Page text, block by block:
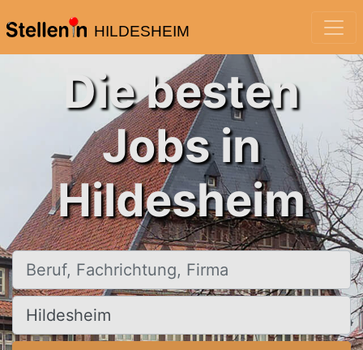
HILDESHEIM
Die besten
Jobs in
Hildesheim
Beruf, Fachrichtung, Firma
Ort, Stadt